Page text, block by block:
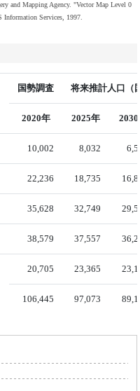
and Mapping Agency. "Vector Map Level 0
Information Services, 1997.
国勢調査 将来推計人口（
2020年 2025年
10,002 8,032
22,236 18,735
35,628 32,749
38,579 37,557
20,705 23,365
106,445 97,073